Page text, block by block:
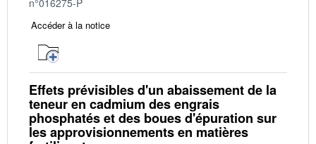
n°016275-P
Accéder à la notice
Effets prévisibles d'un abaissement de la
teneur en cadmium des engrais
phosphatés et des boues d'épuration sur
les approvisionnements en matières